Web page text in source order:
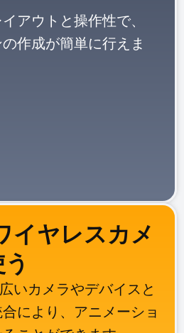
アウトと操作性で、
作成が簡単に行えま
イヤレスカメ
いカメラやデバイスと
により、アニメーショ